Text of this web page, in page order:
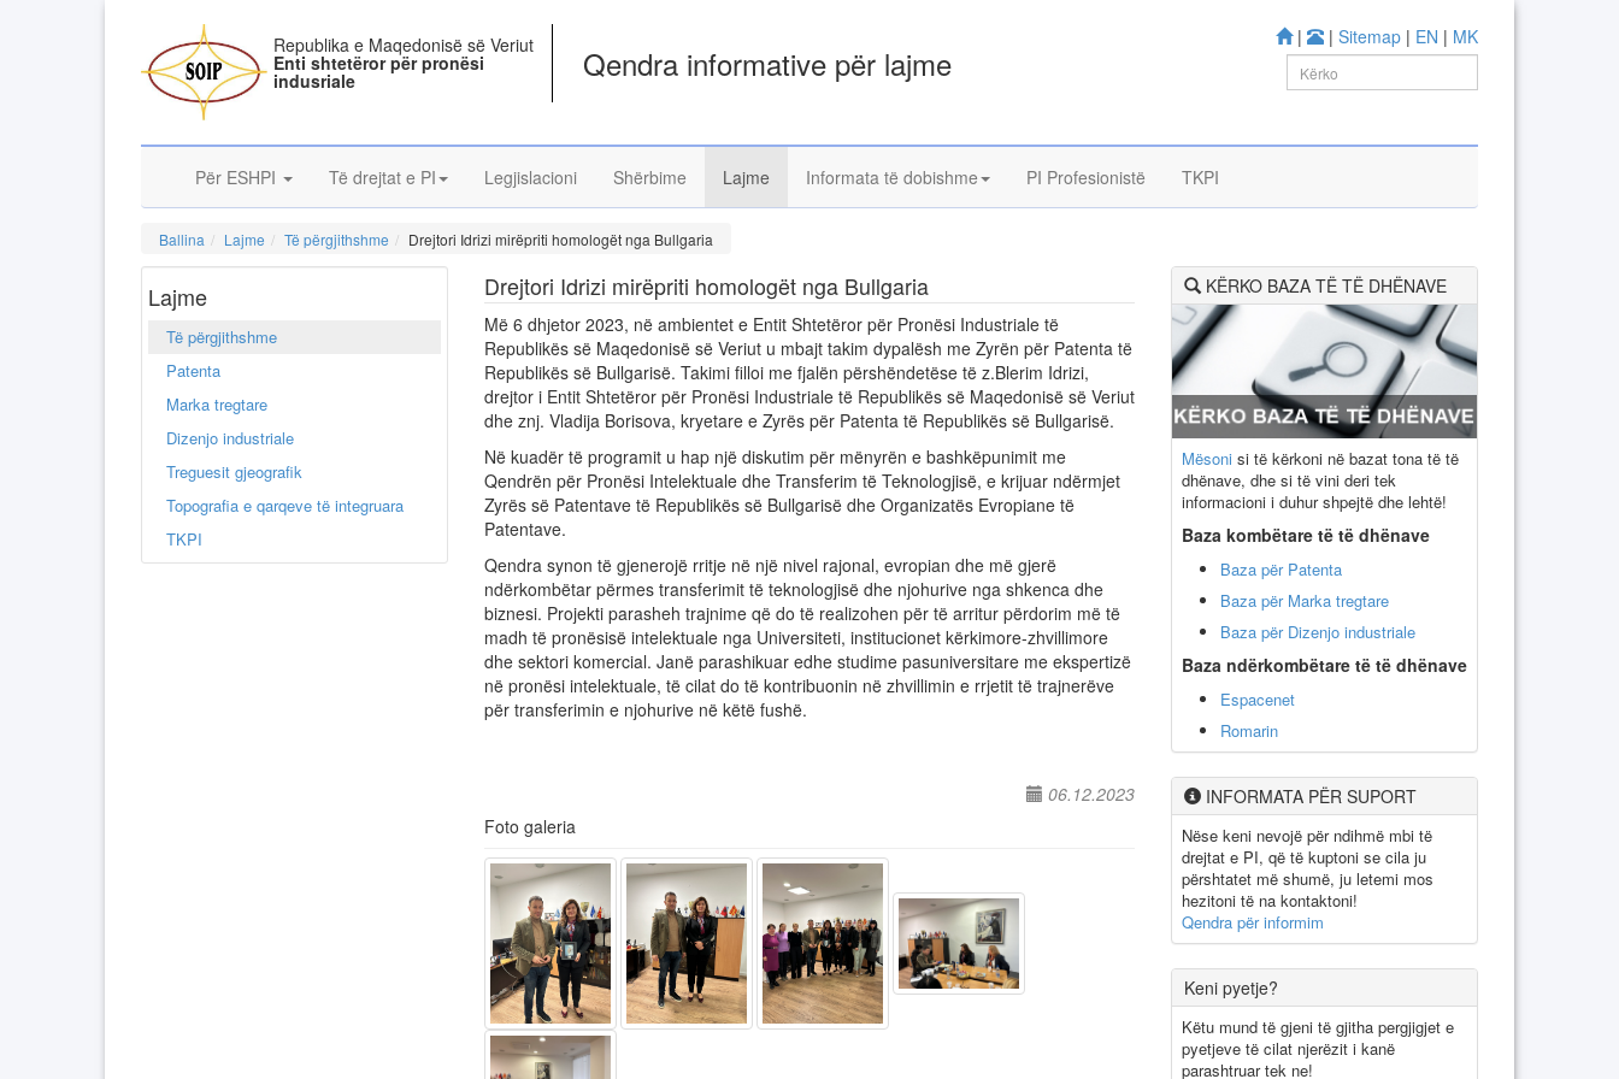
| | Sitemap | EN | MK
Republika e Maqedonisë së Veriut
Enti shtetëror për pronësi
indusriale Qendra informative për lajme
Për ESHPI Të drejtat e PI Legjislacioni Shërbime Lajme Informata të dobishme PI Profesionistë TKPI
Ballina Lajme Të përgjithshme Drejtori Idrizi mirëpriti homologët nga Bullgaria
Lajme
Të përgjithshme
Patenta
Marka tregtare
Dizenjo industriale
Treguesit gjeografik
Topografia e qarqeve të integruara
TKPI
Drejtori Idrizi mirëpriti homologët nga Bullgaria
Më 6 dhjetor 2023, në ambientet e Entit Shtetëror për Pronësi Industriale të
Republikës së Maqedonisë së Veriut u mbajt takim dypalësh me Zyrën për Patenta të
Republikës së Bullgarisë. Takimi filloi me fjalën përshëndetëse të z.Blerim Idrizi,
drejtor i Entit Shtetëror për Pronësi Industriale të Republikës së Maqedonisë së Veriut
dhe znj. Vladija Borisova, kryetare e Zyrës për Patenta të Republikës së Bullgarisë.
Në kuadër të programit u hap një diskutim për mënyrën e bashkëpunimit me
Qendrën për Pronësi Intelektuale dhe Transferim të Teknologjisë, e krijuar ndërmjet
Zyrës së Patentave të Republikës së Bullgarisë dhe Organizatës Evropiane të
Patentave.
Qendra synon të gjenerojë rritje në një nivel rajonal, evropian dhe më gjerë
ndërkombëtar përmes transferimit të teknologjisë dhe njohurive nga shkenca dhe
biznesi. Projekti parasheh trajnime që do të realizohen për të arritur përdorim më të
madh të pronësisë intelektuale nga Universiteti, institucionet kërkimore-zhvillimore
dhe sektori komercial. Janë parashikuar edhe studime pasuniversitare me ekspertizë
në pronësi intelektuale, të cilat do të kontribuonin në zhvillimin e rrjetit të trajnerëve
për transferimin e njohurive në këtë fushë.
06.12.2023
Foto galeria
KËRKO BAZA TË TË DHËNAVE
Mësoni si të kërkoni në bazat tona të të
dhënave, dhe si të vini deri tek
informacioni i duhur shpejtë dhe lehtë!
Baza kombëtare të të dhënave
Baza për Patenta
Baza për Marka tregtare
Baza për Dizenjo industriale
Baza ndërkombëtare të të dhënave
Espacenet
Romarin
INFORMATA PËR SUPORT
Nëse keni nevojë për ndihmë mbi të
drejtat e PI, që të kuptoni se cila ju
përshtatet më shumë, ju letemi mos
hezitoni të na kontaktoni!
Qendra për informim
Keni pyetje?
Këtu mund të gjeni të gjitha pergjigjet e
pyetjeve të cilat njerëzit i kanë
parashtruar tek ne!